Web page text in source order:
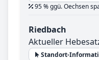
95 % ggü. Oechsen
Riedbach
Aktueller
Standort-